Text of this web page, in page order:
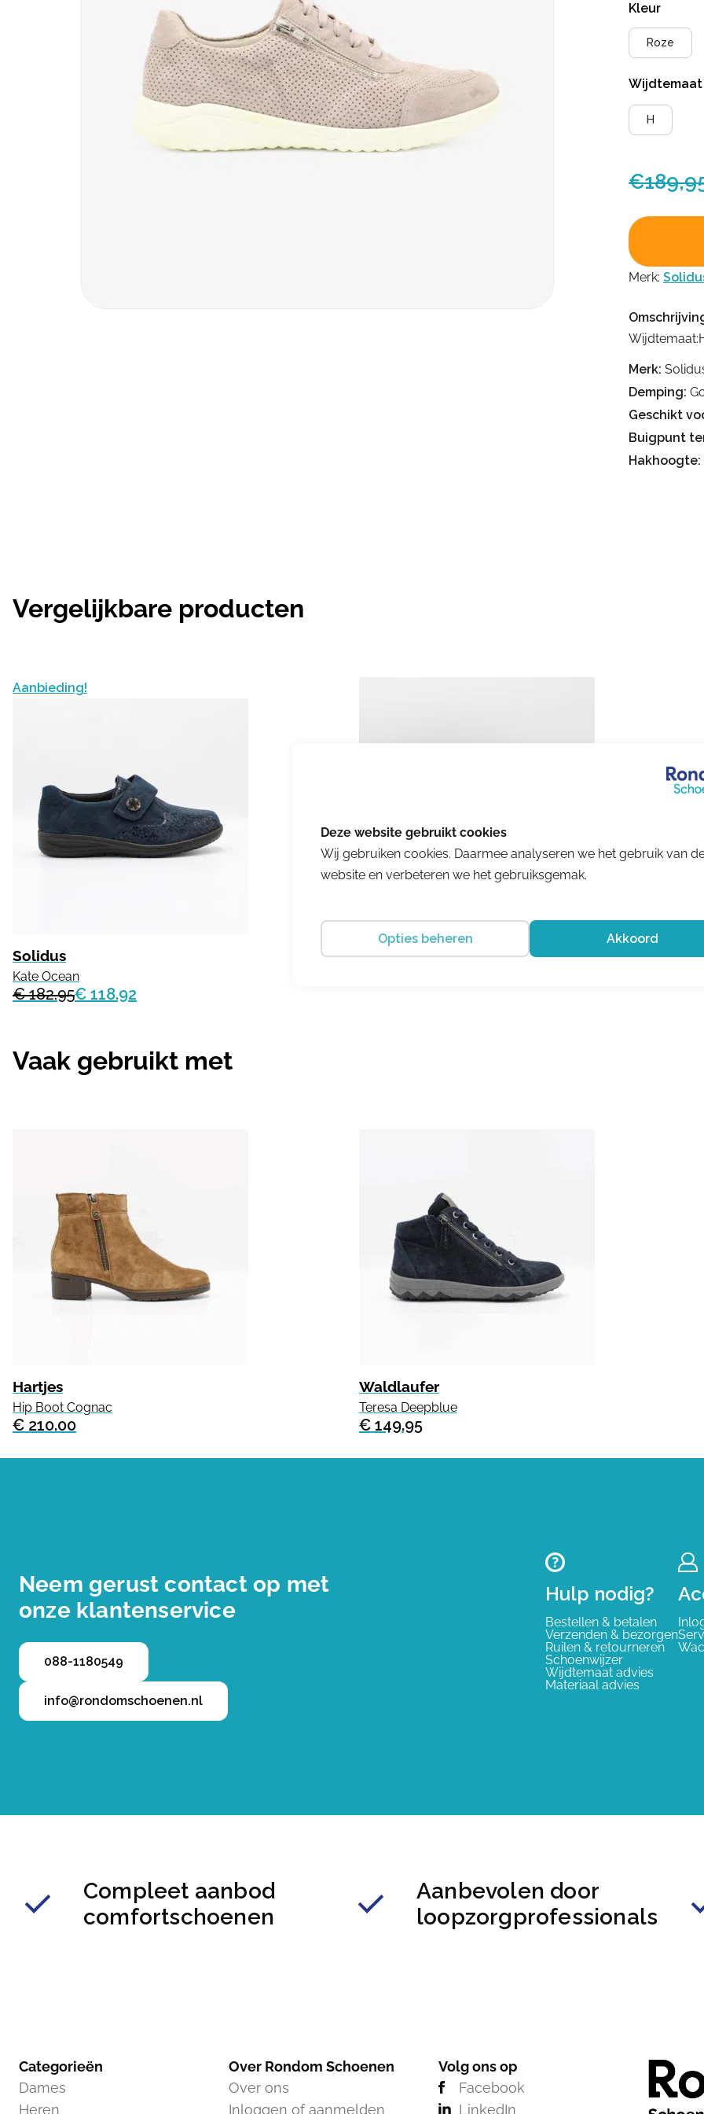
Kleur
Roze
H
€
Merk:
Merk:
Demping:
Geschikt
Buigpunt
Hakhoogte:
Vergelijkbare producten
Aanbieding!
Solidus
Kate Ocean
€ 182.95€ 118.92
Solidus
Heaven Schwarz
Vaak gebruikt met
Hartjes
Hip Boot Cognac
€ 210.00
Waldlaufer
Teresa Deepblue
€ 149.95
Neem gerust contact op met
onze klantenservice
088-1180549
info@rondomschoenen.nl
Hulp nodig?
Bestellen & betalen
Verzenden & bezorgen
Ruilen & retourneren
Schoenwijzer
Wijdtemaat advies
Materiaal advies
Compleet aanbod
comfortschoenen
Aanbevolen door
loopzorgprofessionals
Categorieën
Dames
Heren
Over Rondom Schoenen
Over ons
Inloggen of aanmelden
Volg ons op
Facebook
LinkedIn
Wij gebruiken cookies. Daarmee analyseren we het gebruik van
website en verbeteren we het gebruiksgemak.
Opties beheren Akkoord